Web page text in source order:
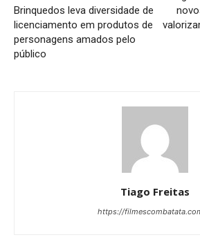
Brinquedos leva diversidade de
licenciamento em produtos de
personagens amados pelo
público
Tiago Freitas
https://